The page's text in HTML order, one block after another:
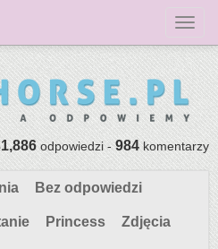
odpowiedzi -984komentarzy
Bez odpowiedzi
Princess Zdjęcia